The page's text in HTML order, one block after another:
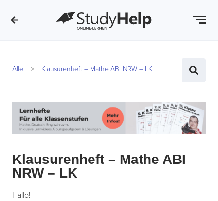
Alle Klausurenheft – Mathe ABI NRW – LK
Klausurenheft – Mathe ABI
NRW – LK
Hallo!